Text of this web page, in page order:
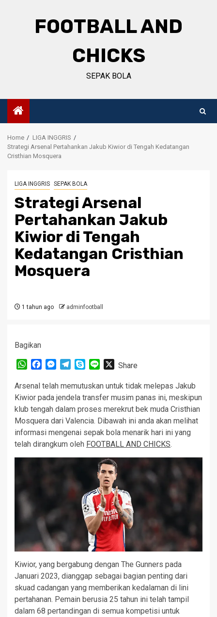
FOOTBALL AND
CHICKS
SEPAK BOLA
Home
LIGA INGGRIS
Strategi Arsenal Pertahankan Jakub Kiwior di Tengah Kedatangan
Cristhian Mosquera
LIGA INGGRIS SEPAK BOLA
Strategi Arsenal
Pertahankan Jakub
Kiwior di Tengah
Kedatangan Cristhian
Mosquera
1 tahun ago adminfootball
Bagikan
WhatsApp
FacebookMessenger
TelegramSkypeLine XShare
Arsenal telah memutuskan untuk tidak melepas Jakub
Kiwior pada jendela transfer musim panas ini, meskipun
klub tengah dalam proses merekrut bek muda Cristhian
Mosquera dari Valencia. Dibawah ini anda akan melihat
informasi mengenai sepak bola menarik hari ini yang
telah dirangkum oleh FOOTBALL AND CHICKS.
Kiwior, yang bergabung dengan The Gunners pada
Januari 2023, dianggap sebagai bagian penting dari
skuad cadangan yang memberikan kedalaman di lini
pertahanan. Pemain berusia 25 tahun ini telah tampil
dalam 68 pertandingan di semua kompetisi untuk